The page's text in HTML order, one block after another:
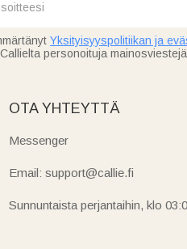
Yksityisyyspolitiikan ja
personoituja
OTA YHTEYTTÄ
Messenger
Email: support@callie.fi
Sunnuntaista perjantaihin, klo